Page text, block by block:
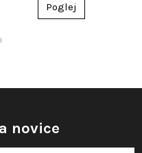
Poglej
novice